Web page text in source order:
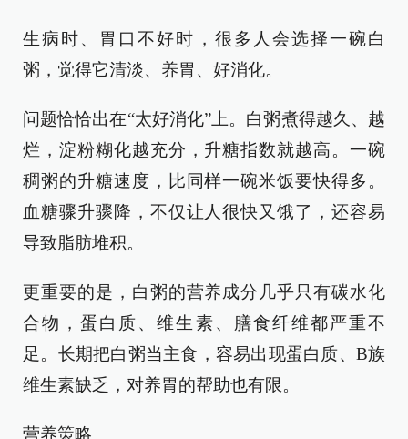
生病时、胃口不好时，很多人会选择一碗白
粥，觉得它清淡、养胃、好消化。
问题恰恰出在“太好消化”上。白粥煮得越久、越
烂，淀粉糊化越充分，升糖指数就越高。一碗
稠粥的升糖速度，比同样一碗米饭要快得多。
血糖骤升骤降，不仅让人很快又饿了，还容易
导致脂肪堆积。
更重要的是，白粥的营养成分几乎只有碳水化
合物，蛋白质、维生素、膳食纤维都严重不
足。长期把白粥当主食，容易出现蛋白质、B族
维生素缺乏，对养胃的帮助也有限。
营养策略